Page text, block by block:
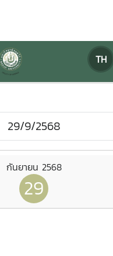
TH
ของหน่วยงาน
หน่วยงาน
กันยายน 2568
29